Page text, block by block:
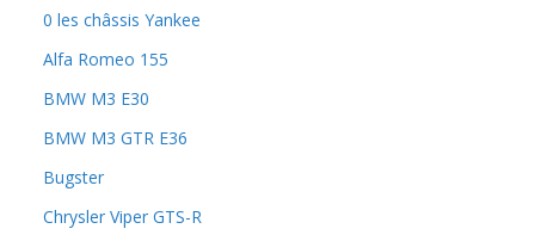
0 les châssis Yankee
Alfa Romeo 155
BMW M3 E30
BMW M3 GTR E36
Bugster
Chrysler Viper GTS-R